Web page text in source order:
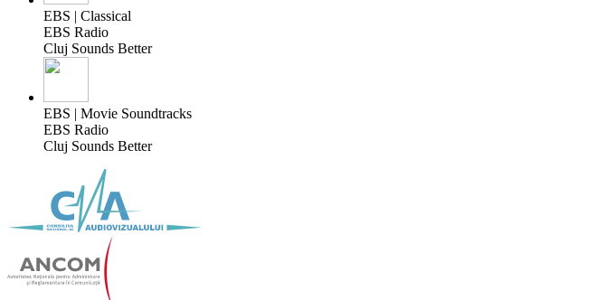
EBS | Classical
EBS Radio
Cluj Sounds Better
EBS | Movie Soundtracks
EBS Radio
Cluj Sounds Better